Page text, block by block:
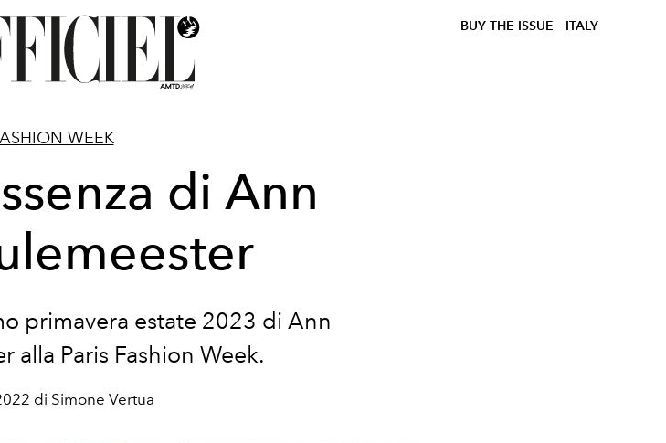
BUY THE ISSUE ITALY
WEEK
di Ann
primavera estate 2023 di Ann
alla Paris Fashion Week.
di Simone Vertua